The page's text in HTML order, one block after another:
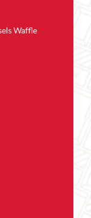
Waffle